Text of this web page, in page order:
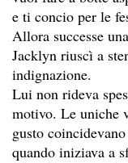
e ti concio per le
Allora successe
Jacklyn riuscì a
indignazione.
Lui non rideva
motivo. Le uniche
gusto
quando iniziava a